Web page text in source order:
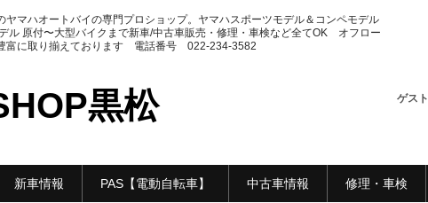
ヤマハオートバイの専門プロショップ。ヤマハスポーツモデル＆コンペモデル
ル 原付〜大型バイクまで新車/中古車販売・修理・車検など全てOK オフロー
富に取り揃えております 電話番号 022-234-3582
黒松 ゲスト
新車情報 PAS【電動自転車】 中古車情報 修理・車検